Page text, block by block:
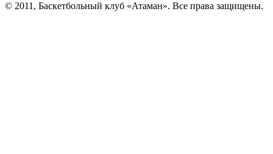
© 2011, Баскетбольный клуб «Атаман». Все права защищены.